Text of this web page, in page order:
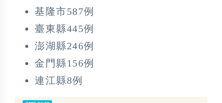
基隆市587例
臺東縣445例
澎湖縣246例
金門縣156例
連江縣8例